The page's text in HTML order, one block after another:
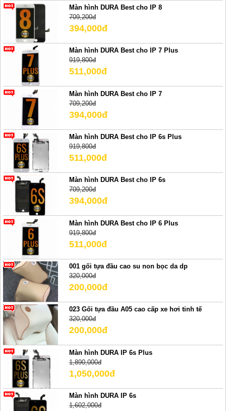
Màn hình DURA Best cho IP 8
709,200đ
394,000đ
Màn hình DURA Best cho IP 7 Plus
919,800đ
511,000đ
Màn hình DURA Best cho IP 7
709,200đ
394,000đ
Màn hình DURA Best cho IP 6s Plus
919,800đ
511,000đ
Màn hình DURA Best cho IP 6s
709,200đ
394,000đ
Màn hình DURA Best cho IP 6 Plus
919,800đ
511,000đ
001 gối tựa đầu cao su non bọc da dp
320,000đ
200,000đ
023 Gối tựa đầu A05 cao cấp xe hơi tinh tế
320,000đ
200,000đ
Màn hình DURA IP 6s Plus
1,890,000đ
1,050,000đ
Màn hình DURA IP 6s
1,602,000đ